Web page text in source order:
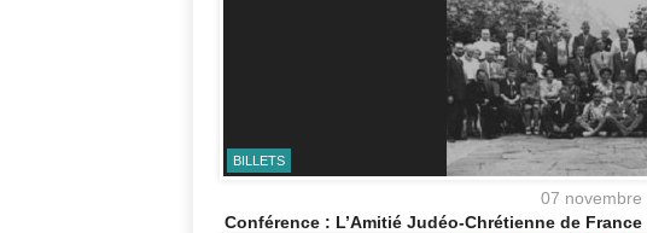
BILLETS
07 novembre
Conférence : L’Amitié Judéo-Chrétienne de